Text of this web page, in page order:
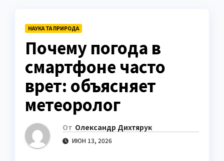
НАУКА ТА ПРИРОДА
Почему погода в
смартфоне часто
врет: объясняет
метеоролог
От Олександр Дихтярук
ИЮН 13, 2026